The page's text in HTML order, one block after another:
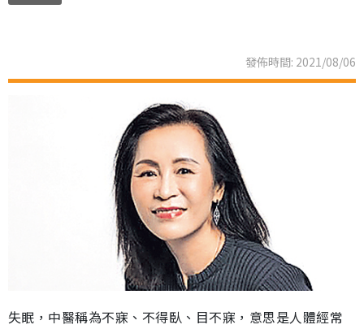
發佈時間: 2021/08/06
失眠，中醫稱為不寐、不得臥、目不寐，意思是人體經常